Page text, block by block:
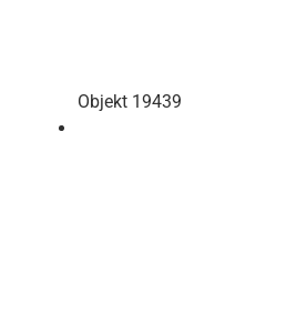
Objekt 19439